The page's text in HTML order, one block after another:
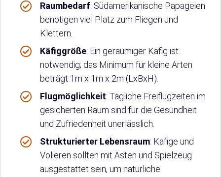
Raumbedarf: Südamerikanische Papageien
benötigen viel Platz zum Fliegen und
Klettern.
Käfiggröße: Ein geräumiger Käfig ist
notwendig; das Minimum für kleine Arten
beträgt 1m x 1m x 2m (LxBxH).
Flugmöglichkeit: Tägliche Freiflugzeiten im
gesicherten Raum sind für die Gesundheit
und Zufriedenheit unerlässlich.
Strukturierter Lebensraum: Käfige und
Volieren sollten mit Ästen und Spielzeug
ausgestattet sein, um natürliche